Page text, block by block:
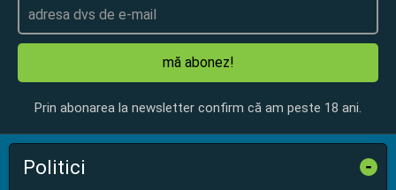
mă abonez!
Prin abonarea la newsletter confirm că am peste 18 ani.
Politici -